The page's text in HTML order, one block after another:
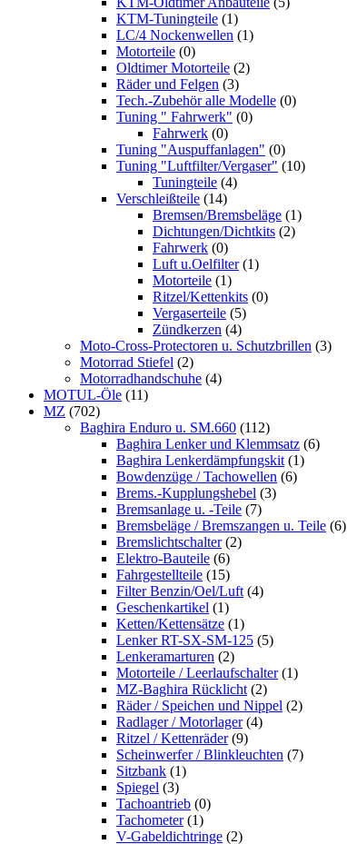
KTM-Tuningteile (1)
LC/4 Nockenwellen (1)
Motorteile (0)
Oldtimer Motorteile (2)
Räder und Felgen (3)
Tech.-Zubehör alle Modelle (0)
Tuning " Fahrwerk" (0)
Fahrwerk (0)
Tuning "Auspuffanlagen" (0)
Tuning "Luftfilter/Vergaser" (10)
Tuningteile (4)
Verschleißteile (14)
Bremsen/Bremsbeläge (1)
Dichtungen/Dichtkits (2)
Fahrwerk (0)
Luft u.Oelfilter (1)
Motorteile (1)
Ritzel/Kettenkits (0)
Vergaserteile (5)
Zündkerzen (4)
Moto-Cross-Protectoren u. Schutzbrillen (3)
Motorrad Stiefel (2)
Motorradhandschuhe (4)
MOTUL-Öle (11)
MZ (702)
Baghira Enduro u. SM.660 (112)
Baghira Lenker und Klemmsatz (6)
Baghira Lenkerdämpfungskit (1)
Bowdenzüge / Tachowellen (6)
Brems.-Kupplungshebel (3)
Bremsanlage u. -Teile (7)
Bremsbeläge / Bremszangen u. Teile (6)
Bremslichtschalter (2)
Elektro-Bauteile (6)
Fahrgestellteile (15)
Filter Benzin/Oel/Luft (4)
Geschenkartikel (1)
Ketten/Kettensätze (1)
Lenker RT-SX-SM-125 (5)
Lenkeramarturen (2)
Motorteile / Leerlaufschalter (1)
MZ-Baghira Rücklicht (2)
Räder / Speichen und Nippel (2)
Radlager / Motorlager (4)
Ritzel / Kettenräder (9)
Scheinwerfer / Blinkleuchten (7)
Sitzbank (1)
Spiegel (3)
Tachoantrieb (0)
Tachometer (1)
V-Gabeldichtringe (2)